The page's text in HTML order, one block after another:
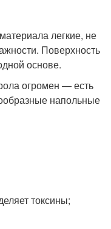
легкие, не
Поверхность
основе.
огромен — есть
напольные
токсины;